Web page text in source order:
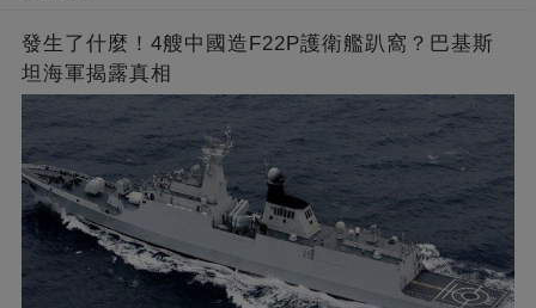
發生了什麼！4艘中國造F22P護衛艦趴窩？巴基斯
坦海軍揭露真相